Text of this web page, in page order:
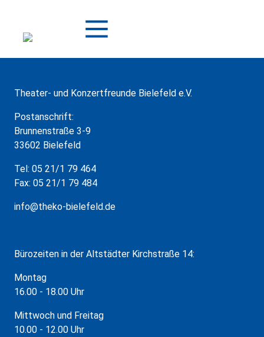
springen
Theater- und Konzertfreunde Bielefeld e.V.
Postanschrift:
Brunnenstraße 3-9
33602 Bielefeld
Tel: 05 21/1 79 464
Fax: 05 21/1 79 484
info@theko-bielefeld.de
Bürozeiten in der Altstädter Kirchstraße 14:
Montag
16.00 - 18.00 Uhr
Mittwoch und Freitag
10.00 - 12.00 Uhr